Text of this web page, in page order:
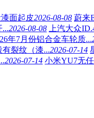
面起皮2026-08-08 蔚来
...2026-08-08 上汽大众
年7月份铝合金车轮质...
裂纹（漆...2026-07-14
2026-07-14 小米YU7无